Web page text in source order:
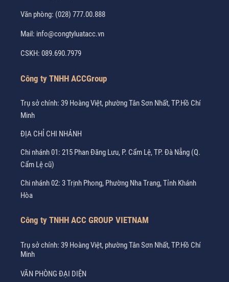
Văn phòng: (028) 777.00.888
Mail: info@congtyluatacc.vn
CSKH: 089.690.7979
Công ty TNHH ACCGroup
Trụ sở chính: 39 Hoàng Việt, phường Tân Sơn Nhất, TP.Hồ Chí
Minh
ĐỊA CHỈ CHI NHÁNH
Chi nhánh 01: 215 Phan Đăng Lưu, P. Cẩm Lệ, TP. Đà Nẵng (Q.
Cẩm Lệ cũ)
Chi nhánh 02: 3 Trịnh Phong, Phường Nha Trang, Tỉnh Khánh
Hòa
Công ty TNHH ACC GROUP VIETNAM
Trụ sở chính: 39 Hoàng Việt, phường Tân Sơn Nhất, TP.Hồ Chí
Minh
VĂN PHÒNG ĐẠI DIỆN